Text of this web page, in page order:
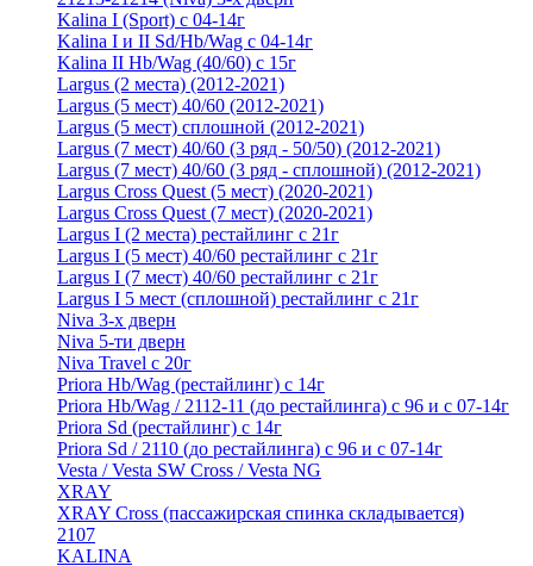
Kalina I (Sport) с 04-14г
Kalina I и II Sd/Hb/Wag с 04-14г
Kalina II Hb/Wag (40/60) с 15г
Largus (2 места) (2012-2021)
Largus (5 мест) 40/60 (2012-2021)
Largus (5 мест) сплошной (2012-2021)
Largus (7 мест) 40/60 (3 ряд - 50/50) (2012-2021)
Largus (7 мест) 40/60 (3 ряд - сплошной) (2012-2021)
Largus Cross Quest (5 мест) (2020-2021)
Largus Cross Quest (7 мест) (2020-2021)
Largus I (2 места) рестайлинг с 21г
Largus I (5 мест) 40/60 рестайлинг с 21г
Largus I (7 мест) 40/60 рестайлинг с 21г
Largus I 5 мест (сплошной) рестайлинг с 21г
Niva 3-х дверн
Niva 5-ти дверн
Niva Travel с 20г
Priora Hb/Wag (рестайлинг) с 14г
Priora Hb/Wag / 2112-11 (до рестайлинга) с 96 и с 07-14г
Priora Sd (рестайлинг) c 14г
Priora Sd / 2110 (до рестайлинга) с 96 и с 07-14г
Vesta / Vesta SW Cross / Vesta NG
XRAY
XRAY Cross (пассажирская спинка складывается)
2107
KALINA